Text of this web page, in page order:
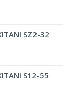
SZ2-32
S12-55